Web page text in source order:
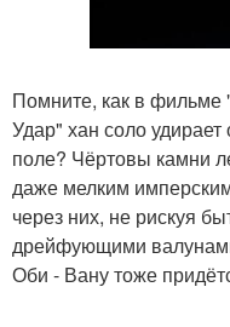
Помните, как в
Удар" хан соло
поле? Чёртовы камни
даже мелким
через них, не рискуя
дрейфующими
Оби - Вану тоже